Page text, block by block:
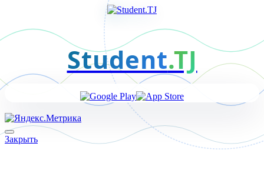
Student.TJ
Закрыть